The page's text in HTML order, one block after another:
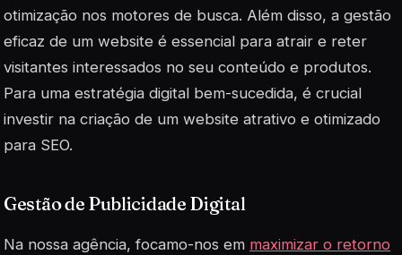
otimização nos motores de busca. Além disso, a gestão
eficaz de um website é essencial para atrair e reter
visitantes interessados no seu conteúdo e produtos.
Para uma estratégia digital bem-sucedida, é crucial
investir na criação de um website atrativo e otimizado
para SEO.
Gestão de Publicidade Digital
Na nossa agência, focamo-nos em maximizar o retorno